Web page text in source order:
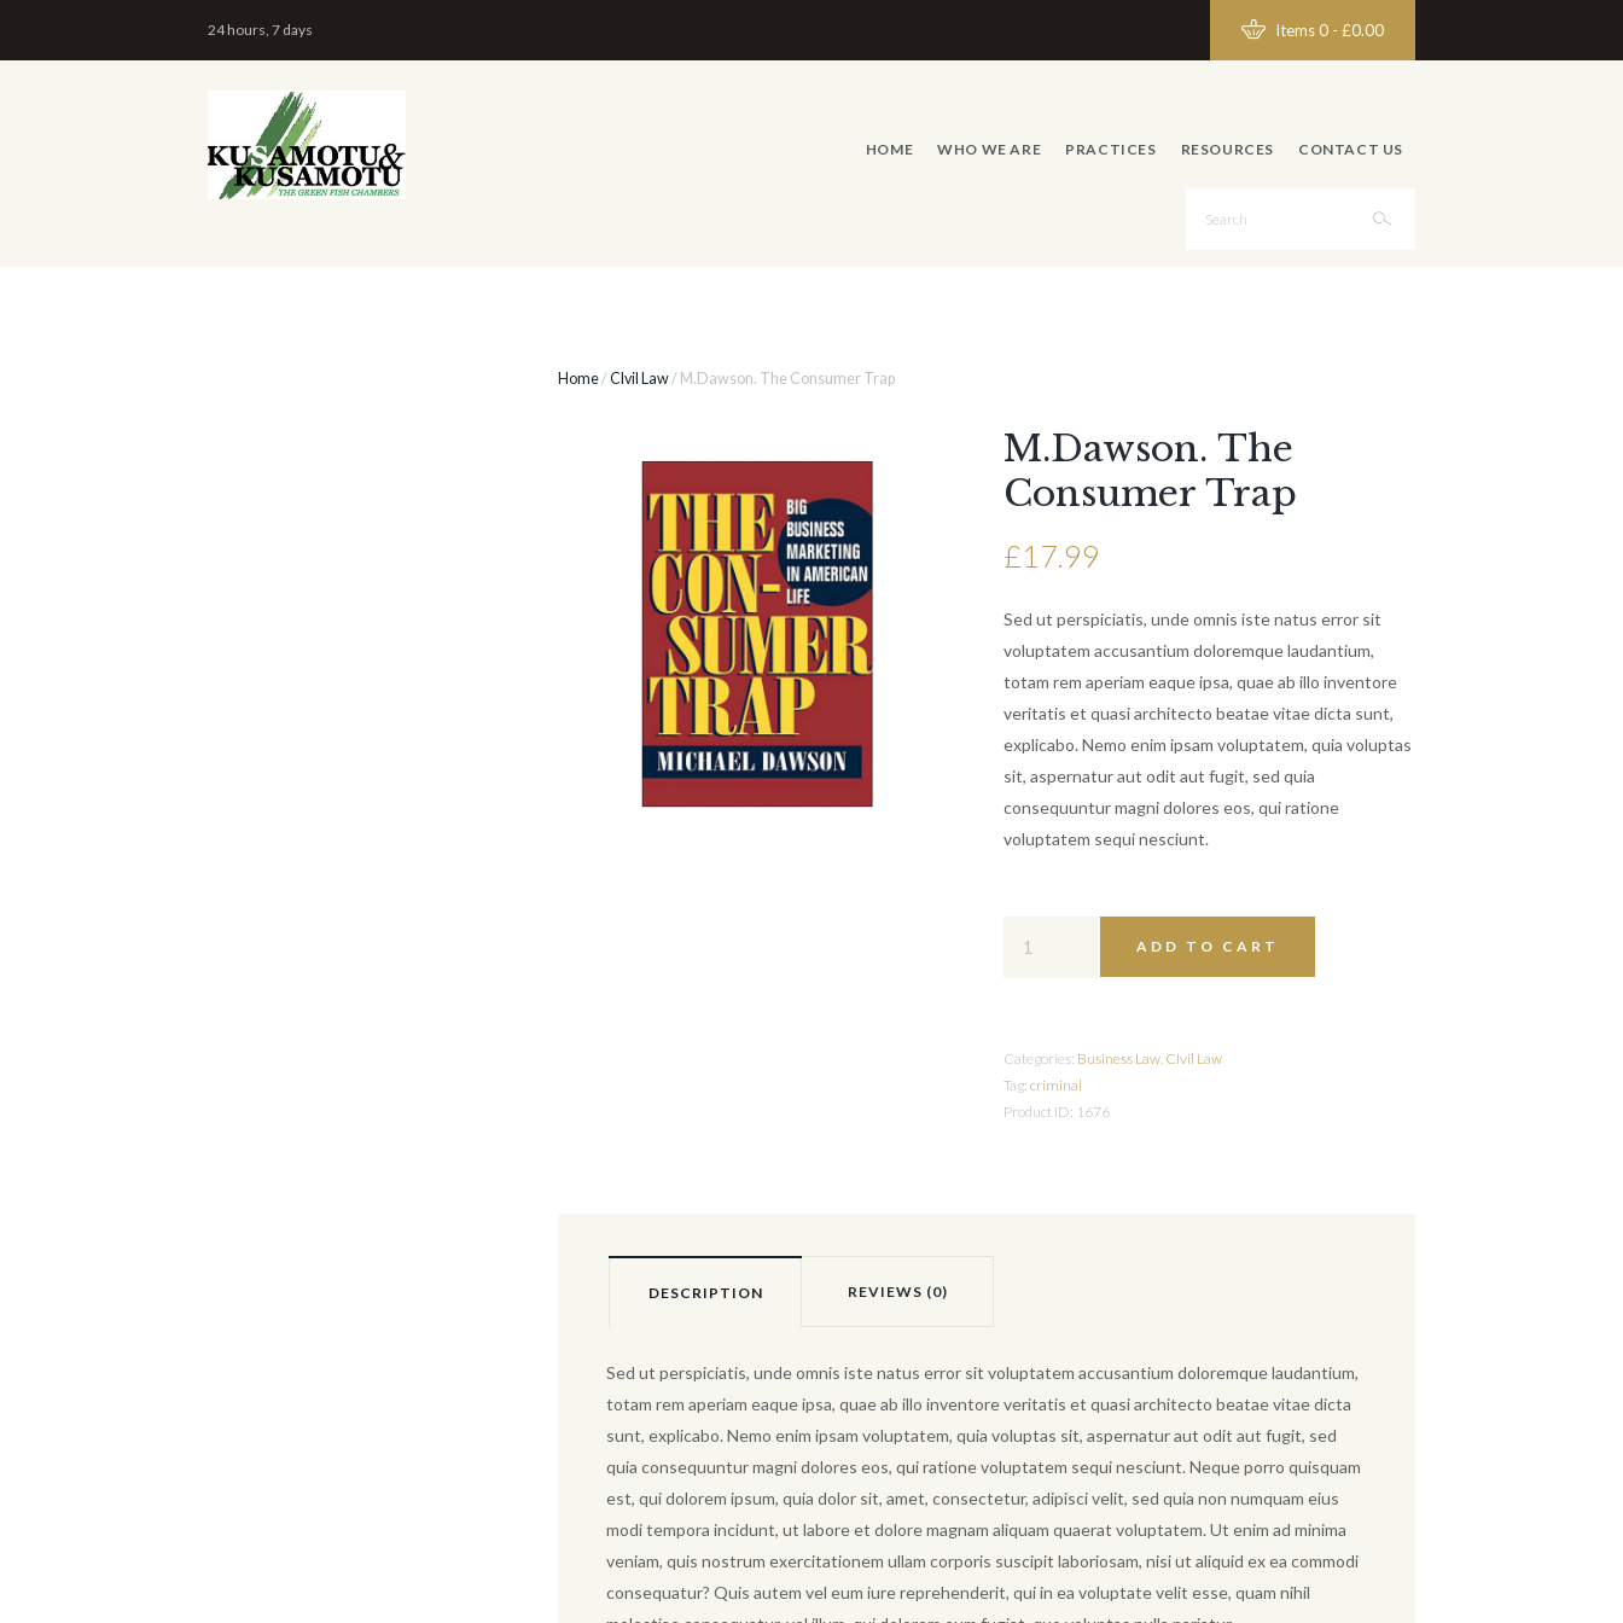
24 hours, 7 days Items 0 - £0.00
HOME WHO WE ARE PRACTICES RESOURCES CONTACT US
Home/CIvil Law/ M.Dawson. The Consumer Trap
M.Dawson. The
Consumer Trap
£17.99
Sed ut perspiciatis, unde omnis iste natus error sit
voluptatem accusantium doloremque laudantium,
totam rem aperiam eaque ipsa, quae ab illo inventore
veritatis et quasi architecto beatae vitae dicta sunt,
explicabo. Nemo enim ipsam voluptatem, quia voluptas
sit, aspernatur aut odit aut fugit, sed quia
consequuntur magni dolores eos, qui ratione
voluptatem sequi nesciunt.
M.Dawson.
Consumer
ADD TO CART
Categories: Business Law, CIvil Law
Tag:criminal
Product ID: 1676
DESCRIPTION REVIEWS (0)
Sed ut perspiciatis, unde omnis iste natus error sit voluptatem accusantium doloremque laudantium,
totam rem aperiam eaque ipsa, quae ab illo inventore veritatis et quasi architecto beatae vitae dicta
sunt, explicabo. Nemo enim ipsam voluptatem, quia voluptas sit, aspernatur aut odit aut fugit, sed
quia consequuntur magni dolores eos, qui ratione voluptatem sequi nesciunt. Neque porro quisquam
est, qui dolorem ipsum, quia dolor sit, amet, consectetur, adipisci velit, sed quia non numquam eius
modi tempora incidunt, ut labore et dolore magnam aliquam quaerat voluptatem. Ut enim ad minima
veniam, quis nostrum exercitationem ullam corporis suscipit laboriosam, nisi ut aliquid ex ea commodi
consequatur? Quis autem vel eum iure reprehenderit, qui in ea voluptate velit esse, quam nihil